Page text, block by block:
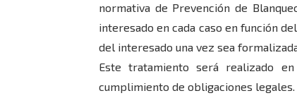
normativa de Prevención de
interesado en cada caso en función
del interesado una vez sea
Este tratamiento será realizado
cumplimiento de obligaciones legales.